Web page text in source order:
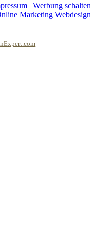
| Werbung schalten
Marketing Webdesign